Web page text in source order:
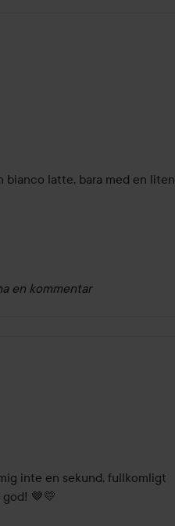
bianco latte, bara med en liten
en kommentar
inte en sekund, fullkomligt
🤎💛